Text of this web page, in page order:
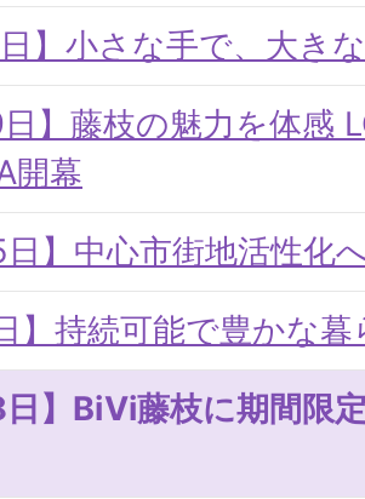
日】小さな手で、大き
日】藤枝の魅力を体感
開幕
日】中心市街地活性化
】持続可能で豊かな
日】BiVi藤枝に期間限